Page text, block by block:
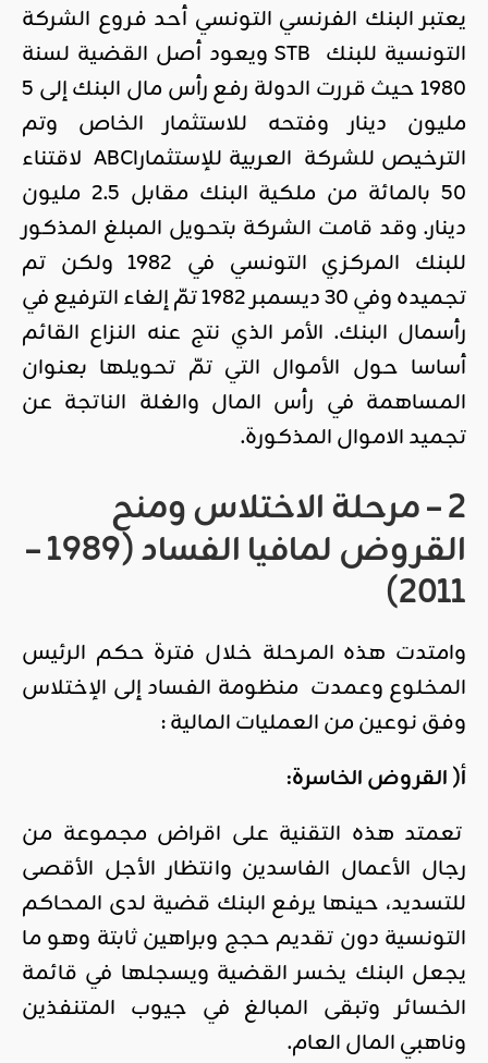
يعتبر البنك الفرنسي التونسي أحد فروع الشركة
التونسية للبنك STB ويعود أصل القضية لسنة
1980 حيث قررت الدولة رفع رأس مال البنك إلى 5
مليون دينار وفتحه للاستثمار الخاص وتم
الترخيص للشركة العربية للإستثمارABCI لاقتناء
50 بالمائة من ملكية البنك مقابل 2.5 مليون
دينار. وقد قامت الشركة بتحويل المبلغ المذكور
للبنك المركزي التونسي في 1982 ولكن تم
تجميده وفي 30 ديسمبر 1982 تمّ إلغاء الترفيع في
رأسمال البنك. الأمر الذي نتج عنه النزاع القائم
أساسا حول الأموال التي تمّ تحويلها بعنوان
المساهمة في رأس المال والغلة الناتجة عن
تجميد الاموال المذكورة.
2 – مرحلة الاختلاس ومنح
القروض لمافيا الفساد (1989 –
2011)
وامتدت هذه المرحلة خلال فترة حكم الرئيس
المخلوع وعمدت منظومة الفساد إلى الإختلاس
وفق نوعين من العمليات المالية :
أ(القروض الخاسرة:
تعمتد هذه التقنية على اقراض مجموعة من
رجال الأعمال الفاسدين وانتظار الأجل الأقصى
للتسديد، حينها يرفع البنك قضية لدى المحاكم
التونسية دون تقديم حجج وبراهين ثابتة وهو ما
يجعل البنك يخسر القضية ويسجلها في قائمة
الخسائر وتبقى المبالغ في جيوب المتنفذين
وناهبي المال العام.